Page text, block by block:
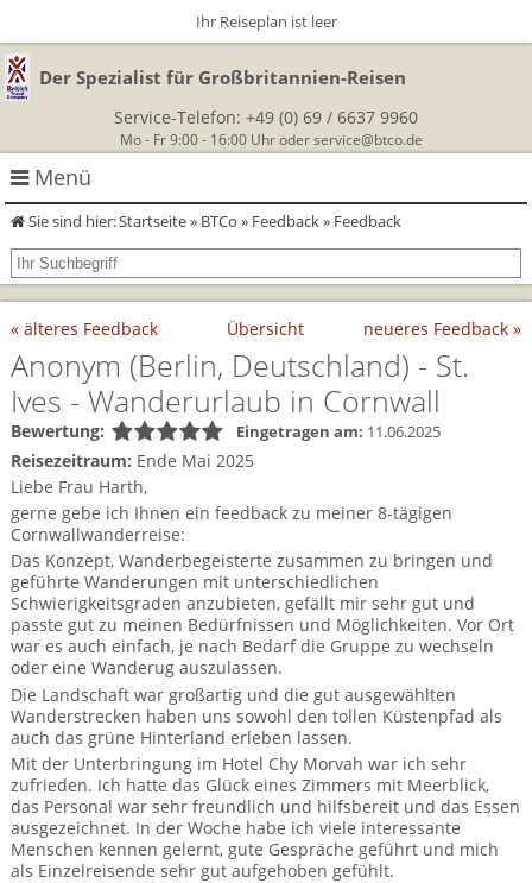
Der Spezialist für Großbritannien-Reisen
Service-Telefon: +49 (0) 69 / 6637 9960
Mo - Fr 9:00 - 16:00 Uhr oder service@btco.de
Menü
Rundreisen Großbritannien
Autorundreisen
Herzlich Willkommen
England
Schottland
Wales
Busrundreisen
Cornwall
England
Schottland
Wales
Minibustouren
Reisen durch England und Wales per Minibus
Wanderurlaub
Geführte Wandertouren
Wandern in Cornwall
Wandern in England
Wandern in Schottland
Wandern in Wales
Individualtouren
Wandern in Cornwall (South West Coast Path)
Wandern in England
Wandern in Schottland
Wandern in Wales
Themenreisen
Classic-Car-Reise durch Südengland
Für Outlander‑Fans: inspiriert durch die Highland Saga
Gartenreisen England
Großbritannientouren für Alleinreisende
Reisen mit Hund
Rosamunde Pilcher Reisen durch Cornwall und Südengland
Unsere Familienreisen
Whiskyreisen Schottland
Allergikerreisen
BTCo
BTCo Überblick
News
Kontakt
Feedback
FAQs
Ihre Reise
Ablauf Ihrer Reise nach Großbritannien
Anreise nach Großbritannien
Bezahlung Ihrer Großbritannien Reise
Checkliste
Großbritannien - Facts & Figures
Großbritannien Urlaub mit Hund
Extras
Urlaub in Großbritannien
Versicherungsschutz
Sie sind hier:Startseite» BTCo » Feedback» Feedback
Ihr Reiseplan ist leer
« älteres Feedback Übersicht neueres Feedback »
Anonym (Berlin, Deutschland) - St.
Ives - Wanderurlaub in Cornwall
Bewertung: Eingetragen am: 11.06.2025
Reisezeitraum: Ende Mai 2025
Liebe Frau Harth,
gerne gebe ich Ihnen ein feedback zu meiner 8-tägigen
Cornwallwanderreise:
Das Konzept, Wanderbegeisterte zusammen zu bringen und
geführte Wanderungen mit unterschiedlichen
Schwierigkeitsgraden anzubieten, gefällt mir sehr gut und
passte gut zu meinen Bedürfnissen und Möglichkeiten. Vor Ort
war es auch einfach, je nach Bedarf die Gruppe zu wechseln
oder eine Wanderug auszulassen.
Die Landschaft war großartig und die gut ausgewählten
Wanderstrecken haben uns sowohl den tollen Küstenpfad als
auch das grüne Hinterland erleben lassen.
Mit der Unterbringung im Hotel Chy Morvah war ich sehr
zufrieden. Ich hatte das Glück eines Zimmers mit Meerblick,
das Personal war sehr freundlich und hilfsbereit und das Essen
ausgezeichnet. In der Woche habe ich viele interessante
Menschen kennen gelernt, gute Gespräche geführt und mich
als Einzelreisende sehr gut aufgehoben gefühlt.